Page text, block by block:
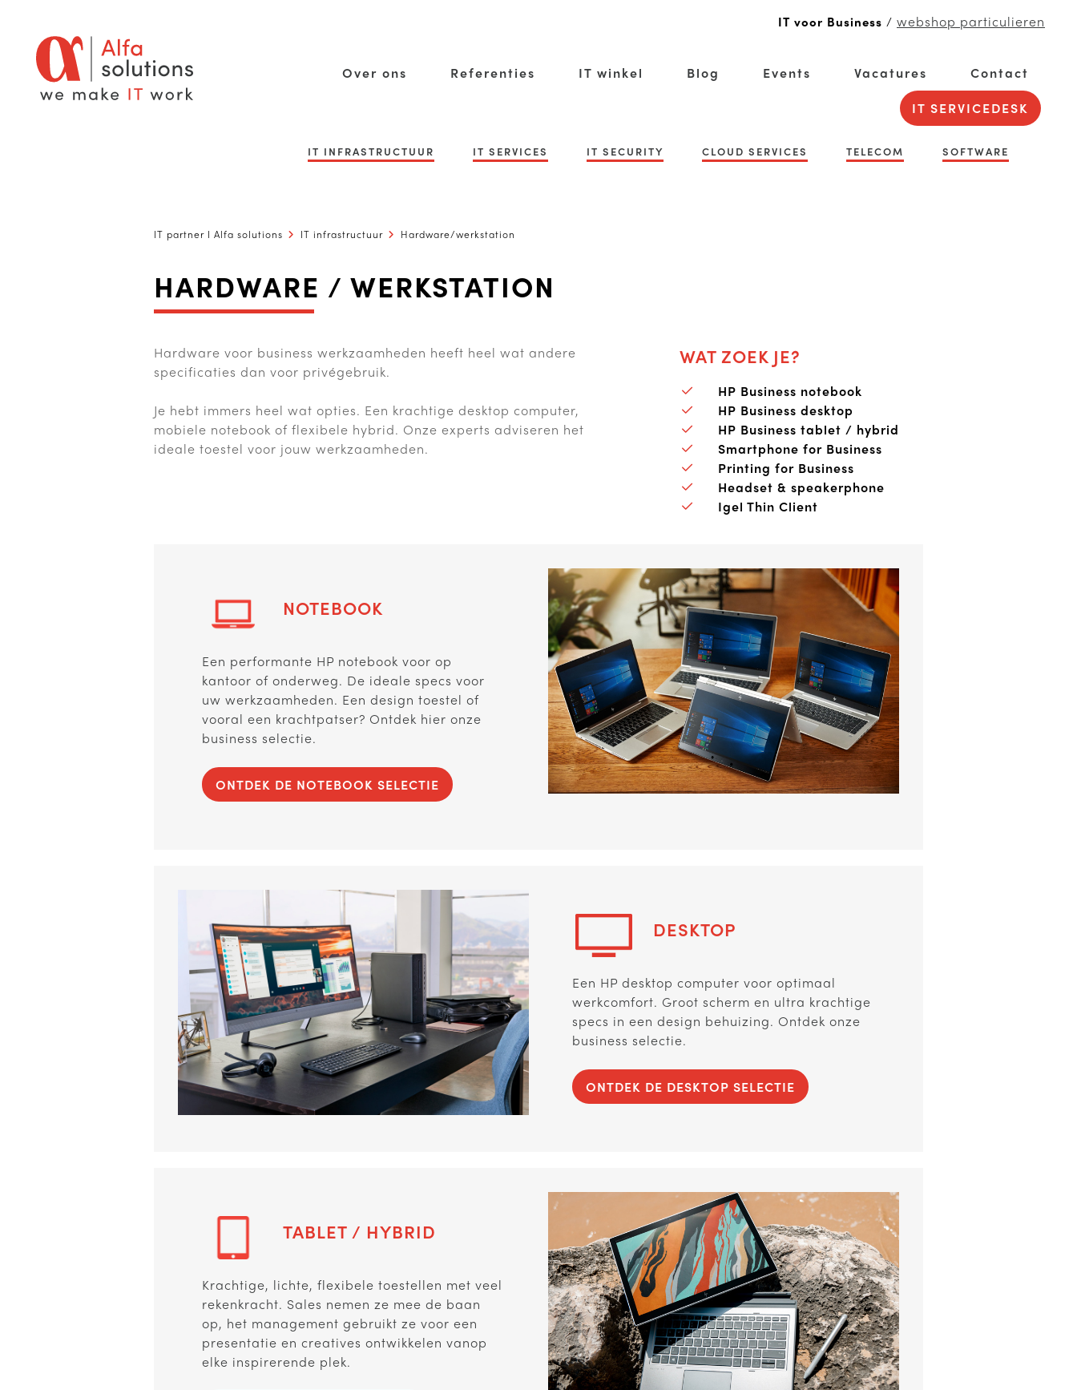
Over ons Referenties IT winkel Blog Events Vacatures
Contact
IT SERVICEDESK
IT INFRASTRUCTUUR IT SERVICES IT SECURITY CLOUD SERVICES TELECOM SOFTWARE
IT voor Business / webshop particulieren
IT partner I Alfa solutions IT infrastructuur Hardware/werkstation
HARDWARE / WERKSTATION
Hardware voor business werkzaamheden heeft heel wat andere
specificaties dan voor privégebruik.
Je hebt immers heel wat opties. Een krachtige desktop computer,
mobiele notebook of flexibele hybrid. Onze experts adviseren het
ideale toestel voor jouw werkzaamheden.
WAT ZOEK JE?
HP Business notebook
HP Business desktop
HP Business tablet / hybrid
Smartphone for Business
Printing for Business
Headset & speakerphone
Igel Thin Client
NOTEBOOK
Een performante HP notebook voor op
kantoor of onderweg. De ideale specs voor
uw werkzaamheden. Een design toestel of
vooral een krachtpatser? Ontdek hier onze
business selectie.
ONTDEK DE NOTEBOOK SELECTIE
DESKTOP
Een HP desktop computer voor optimaal
werkcomfort. Groot scherm en ultra krachtige
specs in een design behuizing. Ontdek onze
business selectie.
ONTDEK DE DESKTOP SELECTIE
TABLET / HYBRID
Krachtige, lichte, flexibele toestellen met veel
rekenkracht. Sales nemen ze mee de baan
op, het management gebruikt ze voor een
presentatie en creatives ontwikkelen vanop
elke inspirerende plek.